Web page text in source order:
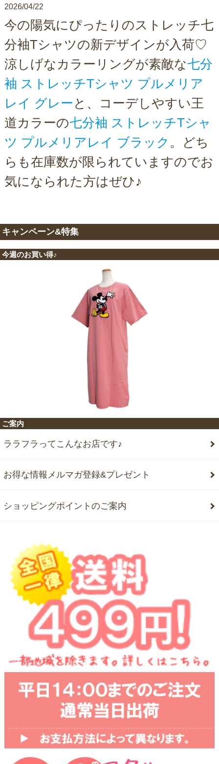
2026/04/22
今の陽気にぴったりのストレッチ七
分袖Tシャツの新デザインが入荷♡
涼しげなカラーリングが素敵な七分
袖 ストレッチTシャツ プルメリア
レイ グレー と、コーデしやすい王
道カラーの七分袖 ストレッチTシャ
ツ プルメリアレイ ブラック 。どち
らも在庫数が限られていますのでお
気になられた方はぜひ♪
キャンペーン&特集
今週のお買い得♪
ご案内
ララフラってこんなお店です♪
お得な情報メルマガ登録&プレゼント
ショッピングポイントのご案内